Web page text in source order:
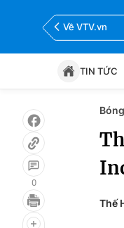
Về VTV.vn
TIN TỨC
Tin tức
Bóng đá
0
Thế